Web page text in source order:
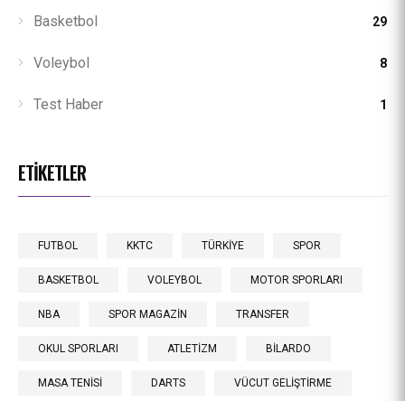
Basketbol 29
Voleybol 8
Test Haber 1
ETIKETLER
FUTBOL KKTC TÜRKİYE SPOR
BASKETBOL VOLEYBOL MOTOR SPORLARI
NBA SPOR MAGAZİN TRANSFER
OKUL SPORLARI ATLETİZM BİLARDO
MASA TENİSİ DARTS VÜCUT GELİŞTİRME